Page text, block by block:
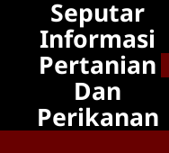
content
Seputar
Informasi
Pertanian
Dan
Perikanan